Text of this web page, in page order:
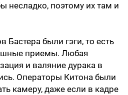
несладко, поэтому их там и
Бастера были гэги, то есть
приемы. Любая
и валяние дурака в
Операторы Китона были
камеру, даже если в кадре